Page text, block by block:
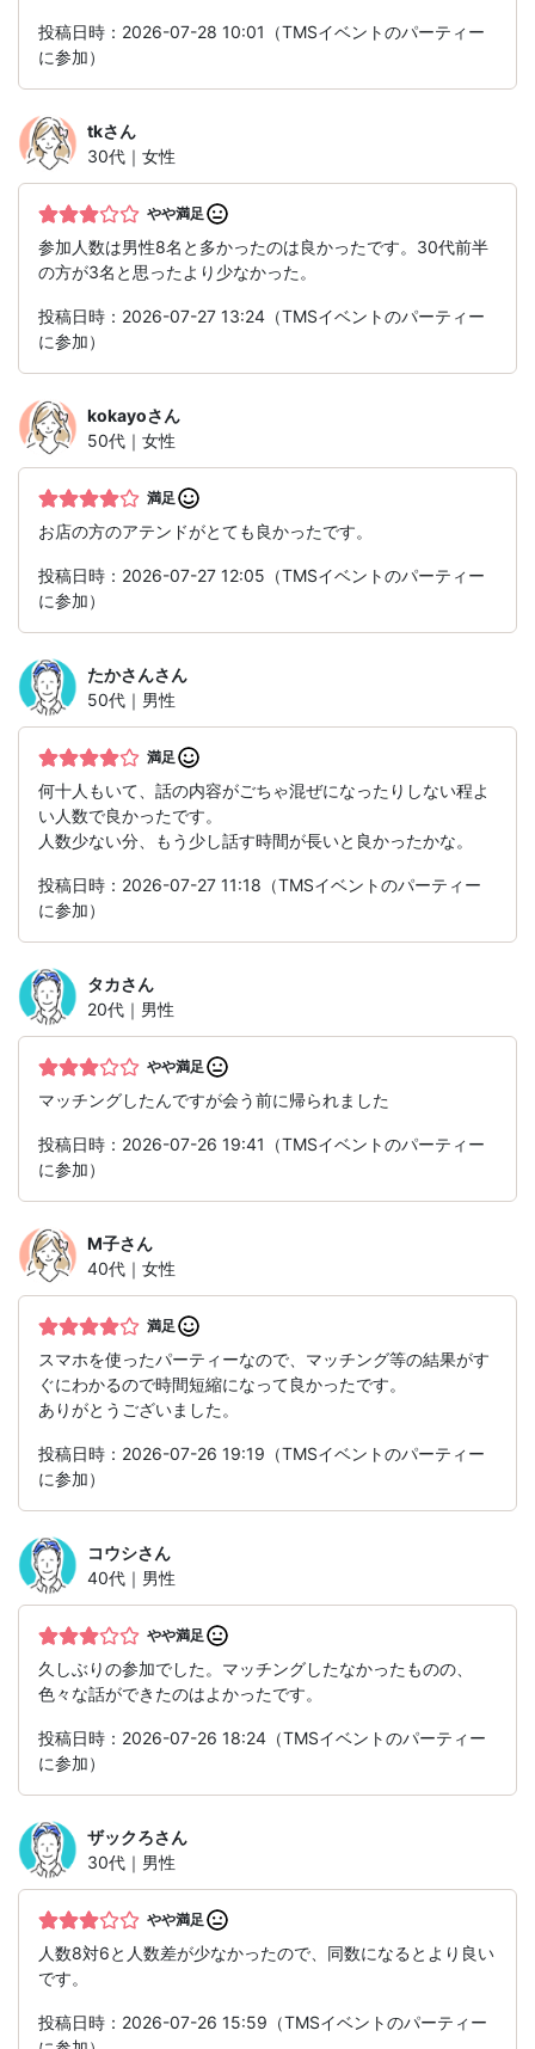
投稿日時：2026-07-28 10:01（TMSイベントのパーティー
に参加）
tkさん
30代｜女性
やや満足
参加人数は男性8名と多かったのは良かったです。30代前半
の方が3名と思ったより少なかった。
投稿日時：2026-07-27 13:24（TMSイベントのパーティー
に参加）
kokayoさん
50代｜女性
満足
お店の方のアテンドがとても良かったです。
投稿日時：2026-07-27 12:05（TMSイベントのパーティー
に参加）
たかさんさん
50代｜男性
満足
何十人もいて、話の内容がごちゃ混ぜになったりしない程よ
い人数で良かったです。
人数少ない分、もう少し話す時間が長いと良かったかな。
投稿日時：2026-07-27 11:18（TMSイベントのパーティー
に参加）
タカさん
20代｜男性
やや満足
マッチングしたんですが会う前に帰られました
投稿日時：2026-07-26 19:41（TMSイベントのパーティー
に参加）
M子さん
40代｜女性
満足
スマホを使ったパーティーなので、マッチング等の結果がす
ぐにわかるので時間短縮になって良かったです。
ありがとうございました。
投稿日時：2026-07-26 19:19（TMSイベントのパーティー
に参加）
コウシさん
40代｜男性
やや満足
久しぶりの参加でした。マッチングしたなかったものの、
色々な話ができたのはよかったです。
投稿日時：2026-07-26 18:24（TMSイベントのパーティー
に参加）
ザックろさん
30代｜男性
やや満足
人数8対6と人数差が少なかったので、同数になるとより良い
です。
投稿日時：2026-07-26 15:59（TMSイベントのパーティー